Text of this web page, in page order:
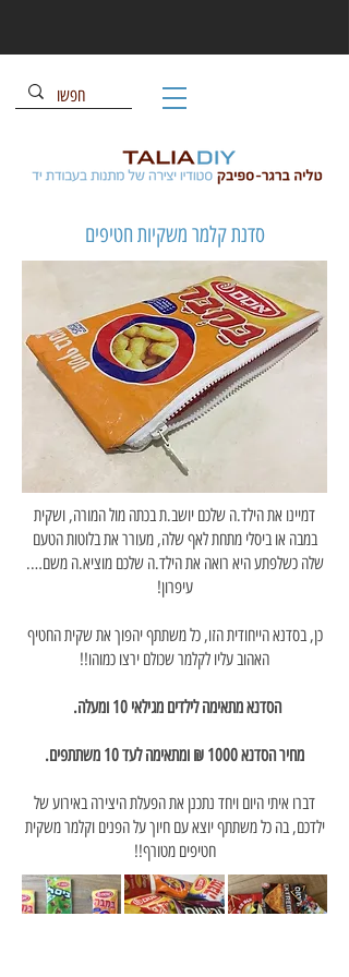
סדנת קלמר משקיות חטיפים
דמיינו את הילד.ה שלכם יושב.ת בכתה מול המורה, ושקית
במבה או ביסלי מתחת לאף שלה, מעורר את בלוטות הטעם
שלה כשלפתע היא רואה את הילד.ה שלכם מוציא.ה משם….
עיפרון!
כן, בסדנא הייחודית הזו, כל משתתף יהפוך את שקית החטיף
האהוב עליו לקלמר שכולם ירצו כמוהו!!
הסדנא מתאימה לילדים מגילאי 10 ומעלה.
מחיר הסדנא 1000 ₪ ומתאימה לעד 10 משתתפים.
דברו איתי היום ויחד נתכנן את הפעלת היצירה באירוע של
ילדכם, בה כל משתתף יוצא עם חיוך על הפנים וקלמר משקית
חטיפים מטורף!!